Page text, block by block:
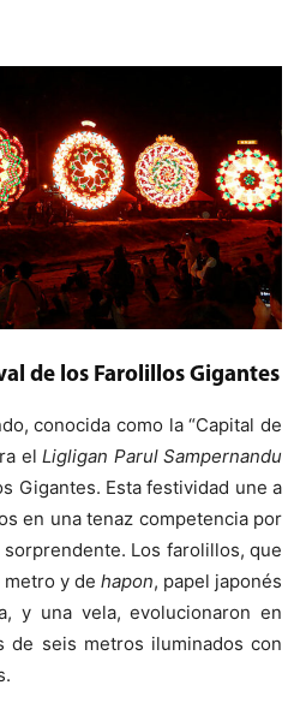
de los Farolillos Gigantes
conocida como la “Capital de
elLigligan Parul Sampernandu
Gigantes. Esta festividad une a
en una tenaz competencia por
Los farolillos, que
y de hapon, papel japonés
y una vela, evolucionaron en
de seis metros iluminados con